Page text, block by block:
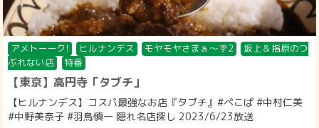
アメトーーク! ヒルナンデス モヤモヤさまぁ～ず2
坂上＆指原のつ
ぶれない店
特番
【東京】高円寺「タブチ」
【ヒルナンデス】コスパ最強なお店『タブチ』#ぺこぱ #中村仁美
#中野美奈子 #羽鳥慎一 隠れ名店探し 2023/6/23放送